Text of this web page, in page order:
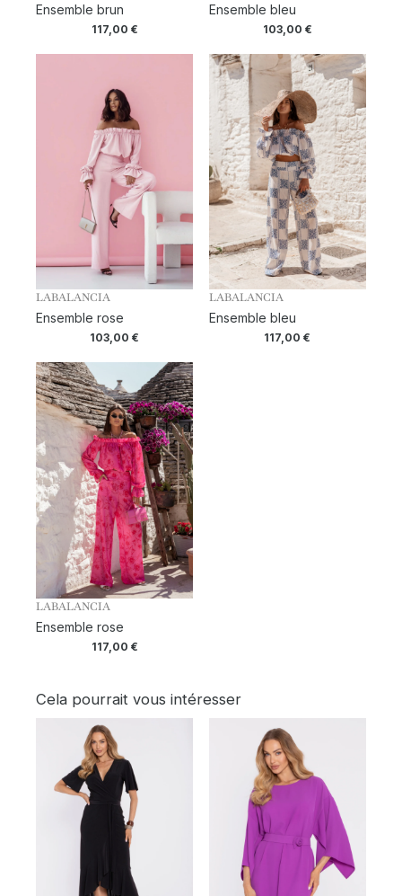
Ensemble brun
117,00 €
Ensemble bleu
103,00 €
LABALANCIA
Ensemble rose
103,00€
LABALANCIA
Ensemble bleu
117,00€
LABALANCIA
Ensemble rose
117,00 €
Cela pourrait vous intéresser